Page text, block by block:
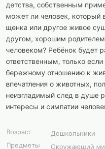
детства, собственным
может ли человек, который
щенка или другое живое
другом, хорошим
человеком? Ребёнок будет
ответственным, только
бережному отношению к
впечатления о животных,
неизгладимый след в душе
интересы и симпатии
Возраст
Дошкольники
Предметы
Окружающий